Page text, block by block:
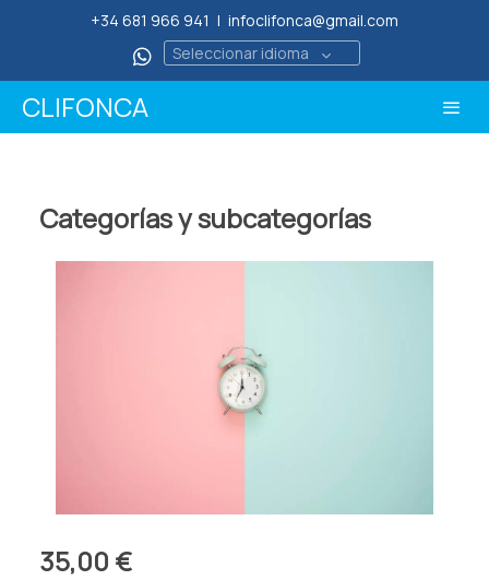
+34 681 966 941 | infoclifonca@gmail.com
Seleccionar idioma
CLIFONCA
Categorías y subcategorías
35,00 €